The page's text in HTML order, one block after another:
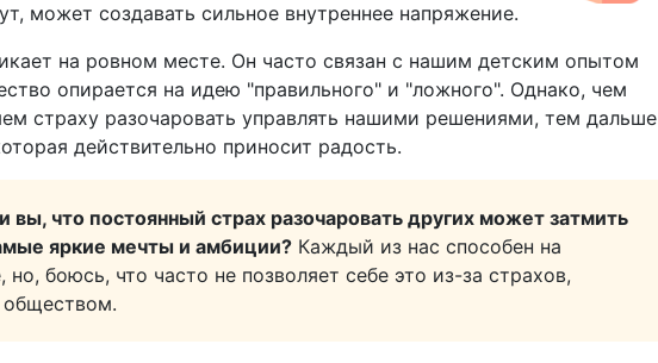
может создавать сильное внутреннее напряжение.
на ровном месте. Он часто связан с нашим детским опытом
опирается на идею "правильного" и "ложного". Однако, чем
страху разочаровать управлять нашими решениями, тем дальше
действительно приносит радость.
вы, что постоянный страх разочаровать других может затмить
яркие мечты и амбиции? Каждый из нас способен на
но, боюсь, что часто не позволяет себе это из-за страхов,